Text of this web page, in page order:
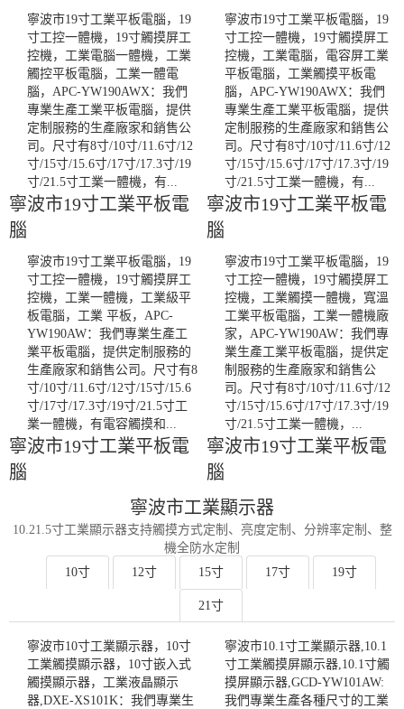
寧波市19寸工業平板電腦，19
寸工控一體機，19寸觸摸屏工
控機，工業電腦一體機，工業
觸控平板電腦，工業一體電
腦，APC-YW190AWX：我們
專業生產工業平板電腦，提供
定制服務的生產廠家和銷售公
司。尺寸有8寸/10寸/11.6寸/12
寸/15寸/15.6寸/17寸/17.3寸/19
寸/21.5寸工業一體機，有...
寧波市19寸工業平板電
腦
寧波市19寸工業平板電腦，19
寸工控一體機，19寸觸摸屏工
控機，工業電腦，電容屏工業
平板電腦，工業觸摸平板電
腦，APC-YW190AWX：我們
專業生產工業平板電腦，提供
定制服務的生產廠家和銷售公
司。尺寸有8寸/10寸/11.6寸/12
寸/15寸/15.6寸/17寸/17.3寸/19
寸/21.5寸工業一體機，有...
寧波市19寸工業平板電
腦
寧波市19寸工業平板電腦，19
寸工控一體機，19寸觸摸屏工
控機，工業一體機，工業級平
板電腦，工業 平板，APC-
YW190AW：我們專業生產工
業平板電腦，提供定制服務的
生產廠家和銷售公司。尺寸有8
寸/10寸/11.6寸/12寸/15寸/15.6
寸/17寸/17.3寸/19寸/21.5寸工
業一體機，有電容觸摸和...
寧波市19寸工業平板電
腦
寧波市19寸工業平板電腦，19
寸工控一體機，19寸觸摸屏工
控機，工業觸摸一體機，寬溫
工業平板電腦，工業一體機廠
家，APC-YW190AW：我們專
業生產工業平板電腦，提供定
制服務的生產廠家和銷售公
司。尺寸有8寸/10寸/11.6寸/12
寸/15寸/15.6寸/17寸/17.3寸/19
寸/21.5寸工業一體機，...
寧波市19寸工業平板電
腦
寧波市工業顯示器
10.21.5寸工業顯示器支持觸摸方式定制、亮度定制、分辨率定制、整
機全防水定制
10寸
12寸 15寸 17寸 19寸
21寸
寧波市10寸工業顯示器，10寸
工業觸摸顯示器，10寸嵌入式
觸摸顯示器，工業液晶顯示
器,DXE-XS101K：我們專業生
寧波市10.1寸工業顯示器,10.1
寸工業觸摸屏顯示器,10.1寸觸
摸屏顯示器,GCD-YW101AW:
我們專業生產各種尺寸的工業